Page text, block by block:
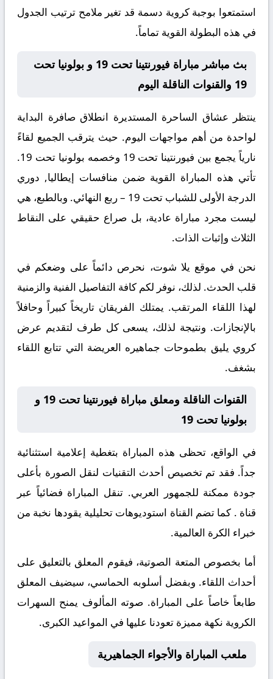
استمتعوا بوجبة كروية دسمة قد تغير ملامح ترتيب الجدول
في هذه البطولة القوية تماماً.
بث مباشر مباراة فيورنتينا تحت 19 و بولونيا تحت
19 والقنوات الناقلة اليوم
ينتظر عشاق الساحرة المستديرة انطلاق صافرة البداية
لواحدة من أهم مواجهات اليوم. حيث يترقب الجميع لقاءً
نارياً يجمع بين فيورنتينا تحت 19 وخصمه بولونيا تحت 19
.
تأتي هذه المباراة القوية ضمن منافسات إيطاليا, دوري
الدرجة الأولى للشباب تحت 19 – ربع النهائي
. وبالطبع، هي
ليست مجرد مباراة عادية، بل صراع حقيقي على النقاط
الثلاث وإثبات الذات.
نحن في موقع يلا شوت، نحرص دائماً على وضعكم في
قلب الحدث. لذلك، نوفر لكم كافة التفاصيل الفنية والزمنية
لهذا اللقاء المرتقب. يمتلك الفريقان تاريخاً كبيراً وحافلاً
بالإنجازات. ونتيجة لذلك، يسعى كل طرف لتقديم عرض
كروي يليق بطموحات جماهيره العريضة التي تتابع اللقاء
بشغف.
القنوات الناقلة ومعلق مباراة فيورنتينا تحت 19 و
بولونيا تحت 19
في الواقع، تحظى هذه المباراة بتغطية إعلامية استثنائية
جداً. فقد تم تخصيص أحدث التقنيات لنقل الصورة بأعلى
جودة ممكنة للجمهور العربي. تنقل المباراة فضائياً عبر
قناة . كما تضم القناة استوديوهات تحليلية يقودها نخبة من
خبراء الكرة العالمية.
أما بخصوص المتعة الصوتية، فيقوم المعلق بالتعليق على
أحداث اللقاء. وبفضل أسلوبه الحماسي، سيضيف المعلق
طابعاً خاصاً على المباراة. صوته المألوف يمنح السهرات
الكروية نكهة مميزة تعودنا عليها في المواعيد الكبرى.
ملعب المباراة والأجواء الجماهيرية